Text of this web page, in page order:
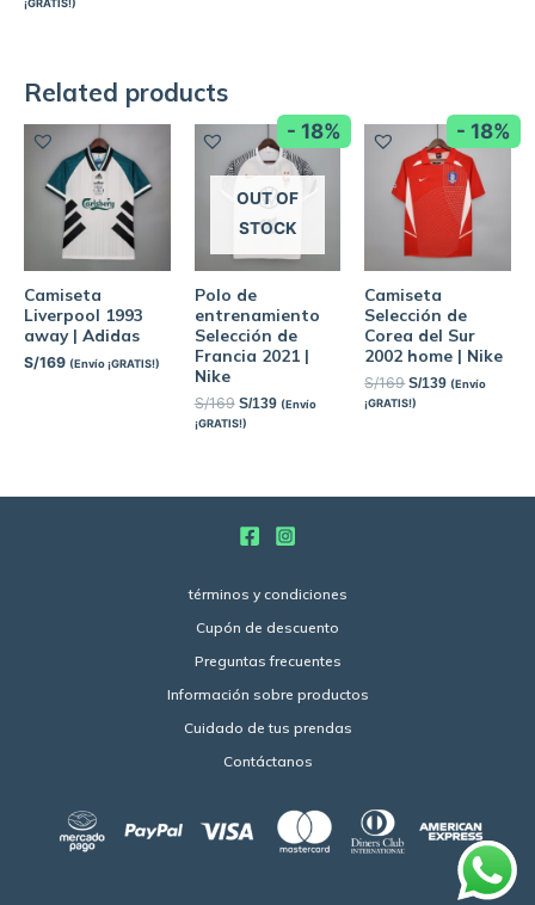
¡GRATIS!)
Related products
Camiseta
Liverpool 1993
away | Adidas
S/169 (Envío ¡GRATIS!)
- 18%
OUT OF
STOCK
Polo de
entrenamiento
Selección de
Francia 2021 |
Nike
S/169 S/139 (Envío
¡GRATIS!)
- 18%
Camiseta
Selección de
Corea del Sur
2002 home | Nike
S/169 S/139 (Envío
¡GRATIS!)
términos y condiciones
Cupón de descuento
Preguntas frecuentes
Información sobre productos
Cuidado de tus prendas
Contáctanos